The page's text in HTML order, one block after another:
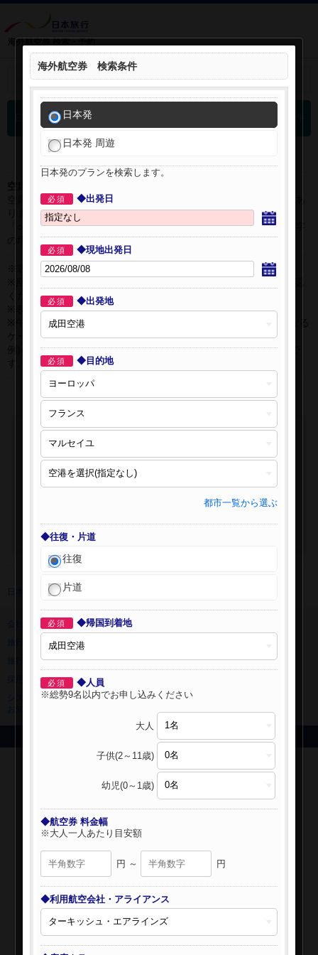
海外航空券 検索・予約
検索条件を開く：
日本発 海外航空券 検索結果
空席状況は常に変更しますので、現在の空席を保証するものではあ
りません。
「○」は過去24時間以内に十分な空席が確認できた商品です。 数字
の場合は、現時点で座席数が少ない商品です。
※表示金額はオンライン予約時の金額です。
ください。
※表示時間はすべて現地時間・24時間表示です。
※午前0時以降に出発する深夜便について、搭乗日をお間違えになる
ケースが多く発生しています。
例)4月8日00：30出発の場合、搭乗手続きは4月7日22:30が目安で
日本旅行 トップ >海外航空券
旅行業登録票・約款
旅行条件書
ニュースリリース
採用情報
システムメンテナンスの
Copyright © NIPPON TRAVEL AGENCY Co.,LTD. All rights reserved.
海外航空券 検索条件
日本発
日本発 周遊
日本発のプランを検索します。
必須 ◆出発日
必須 ◆現地出発日
必須 ◆出発地
必須 ◆目的地
都市一覧から選ぶ
◆往復・片道
往復
片道
必須 ◆帰国到着地
必須
◆人員
※総勢9名以内でお申し込みください
大人
子供(2～11歳)
幼児(0～1歳)
◆航空券 料金幅
※大人一人あたり目安額
円 ～ 円
◆利用航空会社・アライアンス